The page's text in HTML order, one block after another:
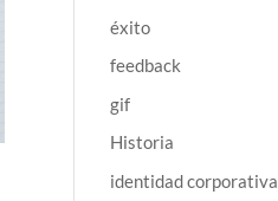
éxito
feedback
gif
Historia
identidad corporativa